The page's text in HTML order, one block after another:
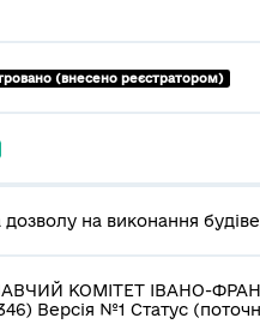
(внесено реєстратором)
дозволу на виконання
КОМІТЕТ ІВАНО-
Версія №1 Статус